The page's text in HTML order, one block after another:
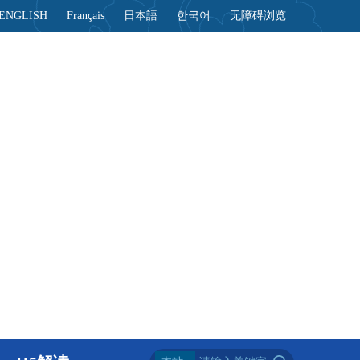
Français 日本語 한국어 无障碍浏览